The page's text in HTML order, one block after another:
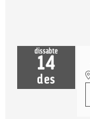
dissabte
14
des